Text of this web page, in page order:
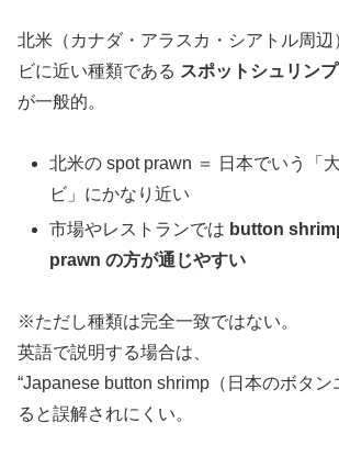
北米（カナダ・アラスカ・シアトル周辺
ビに近い種類である スポットシュリン
が一般的。
北米の spot prawn ＝ 日本でいう「
ビ」にかなり近い
市場やレストランでは button
prawn の方が通じやすい
※ただし種類は完全一致ではない。
英語で説明する場合は、
“Japanese button shrimp（日本のボタン
ると誤解されにくい。